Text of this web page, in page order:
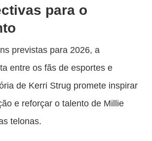
para o
previstas para 2026, a
entre os fãs de esportes e
de Kerri Strug promete inspirar
e reforçar o talento de Millie
telonas.